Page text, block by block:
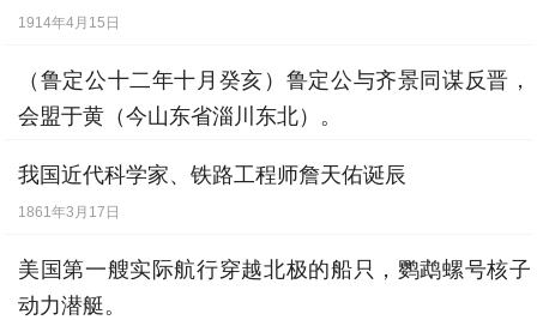
1914年4月15日
（鲁定公十二年十月癸亥）鲁定公与齐景同谋反晋，
会盟于黄（今山东省淄川东北）。
我国近代科学家、铁路工程师詹天佑诞辰
1861年3月17日
美国第一艘实际航行穿越北极的船只，鹦鹉螺号核子
动力潜艇。